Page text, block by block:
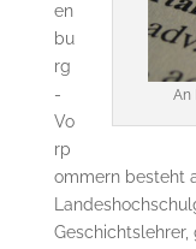
An
en
bu
rg
-
Vo
rp
ommern besteht
Geschichtslehrer,